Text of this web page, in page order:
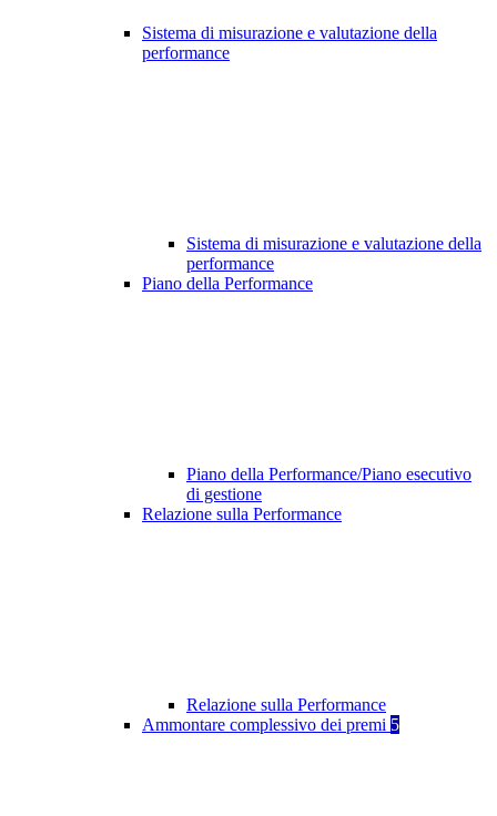
Sistema di misurazione e valutazione della
performance
Sistema di misurazione e valutazione della
performance
Piano della Performance
Piano della Performance/Piano esecutivo
di gestione
Relazione sulla Performance
Relazione sulla Performance
Ammontare complessivo dei premi 5